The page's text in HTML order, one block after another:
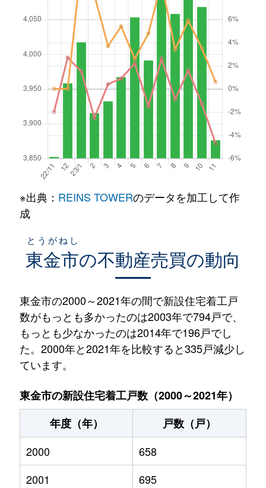
※出典： REINS TOWERのデータを加工して作
成
東金市
とうがねし
の不動産売買の動向
東金市の2000～2021年の間で新設住宅着工戸
数がもっとも多かったのは2003年で794戸で、
もっとも少なかったのは2014年で196戸でし
た。2000年と2021年を比較すると335戸減少し
ています。
東金市の新設住宅着工戸数（2000～2021年）
年度（年）
戸数（戸）
2000
658
2001
695